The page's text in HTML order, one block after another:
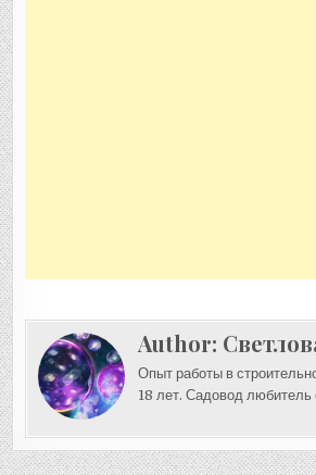
Author:
Опыт работы в
18 лет. Садовод любитель